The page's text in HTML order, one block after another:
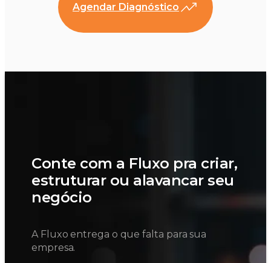
Agendar Diagnóstico
Conte com a Fluxo pra criar,
estruturar ou alavancar seu
negócio
A Fluxo entrega o que falta para sua
empresa.